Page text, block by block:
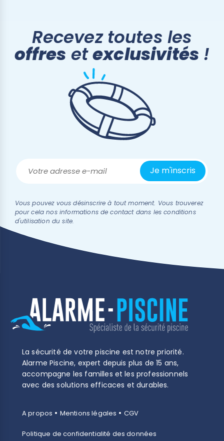
Recevez toutes les
offres etexclusivités !
Vous pouvez vous désinscrire à tout moment. Vous trouverez
pour cela nos informations de contact dans les conditions
d'utilisation du site.
La sécurité de votre piscine est notre priorité.
Alarme Piscine, expert depuis plus de 15 ans,
accompagne les familles et les professionnels
avec des solutions efficaces et durables.
A propos • Mentions légales • CGV
Politique de confidentialité des données